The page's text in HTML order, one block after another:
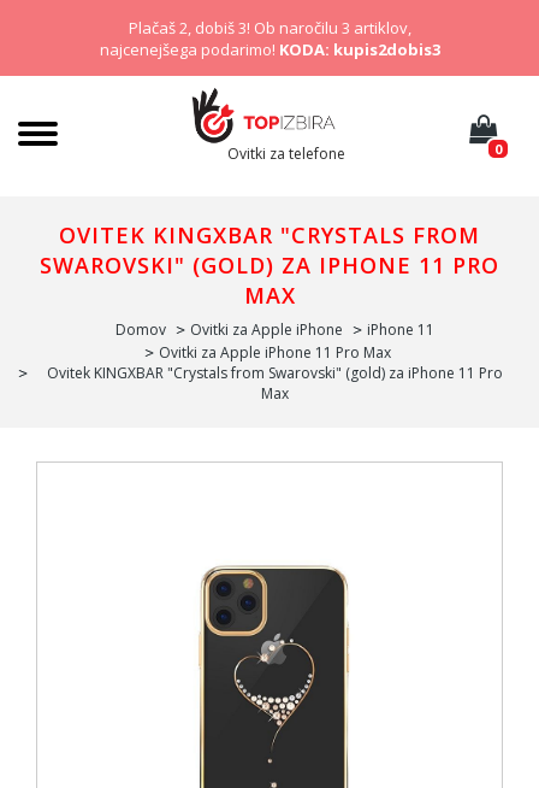
Plačaš 2, dobiš 3! Ob naročilu 3 artiklov,
najcenejšega podarimo! KODA: kupis2dobis3
Ovitki za telefone 0
OVITEK KINGXBAR "CRYSTALS FROM
SWAROVSKI" (GOLD) ZA IPHONE 11 PRO
MAX
Domov Ovitki za Apple iPhone
iPhone 11
Ovitki za Apple iPhone 11 Pro Max
Ovitek KINGXBAR "Crystals from Swarovski" (gold) za iPhone 11 Pro
Max